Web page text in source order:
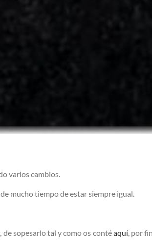
varios cambios.
mucho tiempo de estar siempre igual.
de sopesarlo tal y como os contéaquí, por